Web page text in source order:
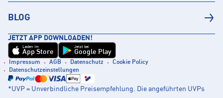
BLOG
JETZT APP DOWNLOADEN!
Laden im
App Store
Jetzt bei
Google Play
Impressum AGB Datenschutz
Cookie Policy
Datenschutzeinstellungen
*UVP = Unverbindliche Preisempfehlung. Die angeführten UVPs